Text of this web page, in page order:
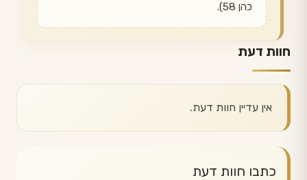
כהן 58).
חוות דעת
אין עדיין חוות דעת.
כתבו חוות דעת